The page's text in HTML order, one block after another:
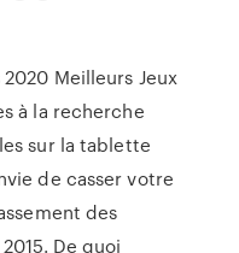
Meilleurs Jeux
à la recherche
sur la tablette
de casser votre
des
De quoi